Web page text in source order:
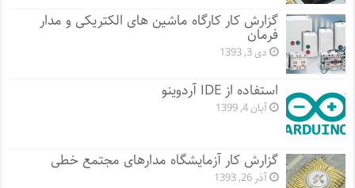
گزارش کار کارگاه ماشین های الکتریکی و مدار
فرمان
دی 3, 1393
استفاده از IDE آردوینو
آبان 4, 1399
گزارش کار آزمایشگاه مدارهای مجتمع خطی
آذر 26, 1393